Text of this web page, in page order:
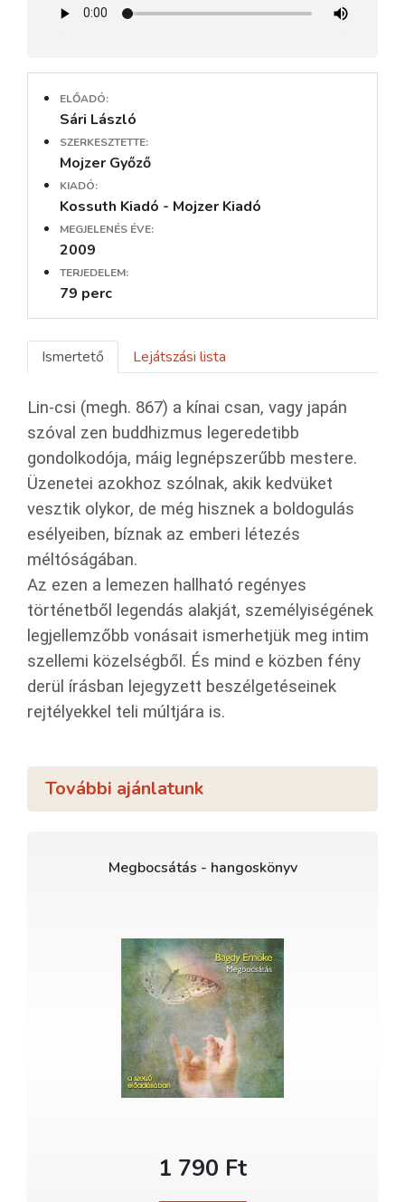
ELŐADÓ:
Sári László
SZERKESZTETTE:
Mojzer Győző
KIADÓ:
Kossuth Kiadó - Mojzer Kiadó
MEGJELENÉS ÉVE:
2009
TERJEDELEM:
79 perc
Ismertető Lejátszási lista
Lin-csi (megh. 867) a kínai csan, vagy japán
szóval zen buddhizmus legeredetibb
gondolkodója, máig legnépszerűbb mestere.
Üzenetei azokhoz szólnak, akik kedvüket
vesztik olykor, de még hisznek a boldogulás
esélyeiben, bíznak az emberi létezés
méltóságában.
Az ezen a lemezen hallható regényes
történetből legendás alakját, személyiségének
legjellemzőbb vonásait ismerhetjük meg intim
szellemi közelségből. És mind e közben fény
derül írásban lejegyzett beszélgetéseinek
rejtélyekkel teli múltjára is.
További ajánlatunk
Megbocsátás - hangoskönyv
1 790 Ft